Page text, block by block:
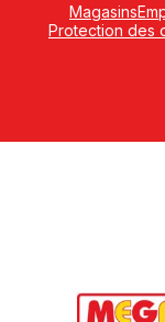
Magasins
Protection des